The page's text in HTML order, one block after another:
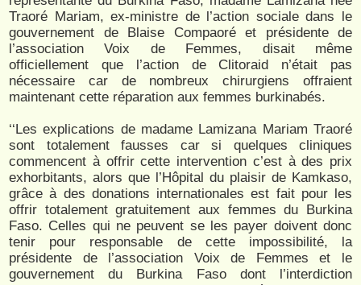
Traoré Mariam, ex-ministre de l’action sociale dans le
gouvernement de Blaise Compaoré et présidente de
l’association Voix de Femmes, disait même
officiellement que l’action de Clitoraid n’était pas
nécessaire car de nombreux chirurgiens offraient
maintenant cette réparation aux femmes burkinabés.
‘‘Les explications de madame Lamizana Mariam Traoré
sont totalement fausses car si quelques cliniques
commencent à offrir cette intervention c’est à des prix
exhorbitants, alors que l’Hôpital du plaisir de Kamkaso,
grâce à des donations internationales est fait pour les
offrir totalement gratuitement aux femmes du Burkina
Faso. Celles qui ne peuvent se les payer doivent donc
tenir pour responsable de cette impossibilité, la
présidente de l’association Voix de Femmes et le
gouvernement du Burkina Faso dont l’interdiction